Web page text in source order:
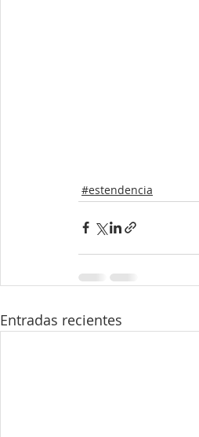
#estendencia
Entradas recientes